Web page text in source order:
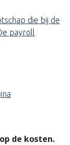
die bij de
payroll
de kosten.